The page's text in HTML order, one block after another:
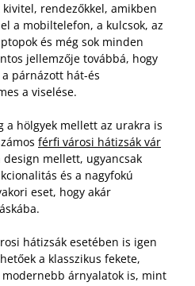
rendezőkkel, amikben
a mobiltelefon, a kulcsok, az
és még sok minden
jellemzője továbbá, hogy
párnázott hát-és
a viselése.
a hölgyek mellett az urakra is
férfi városi hátizsák vár
design mellett, ugyancsak
és a nagyfokú
eset, hogy akár
hátizsák esetében is igen
a klasszikus fekete,
árnyalatok is, mint